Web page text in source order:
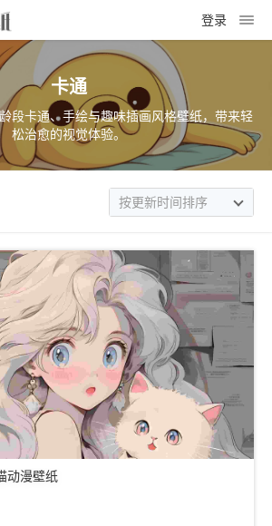
登录
卡通
段卡通、手绘与趣味插画风格壁纸，带来轻
松治愈的视觉体验。
按更新时间排序
动漫壁纸